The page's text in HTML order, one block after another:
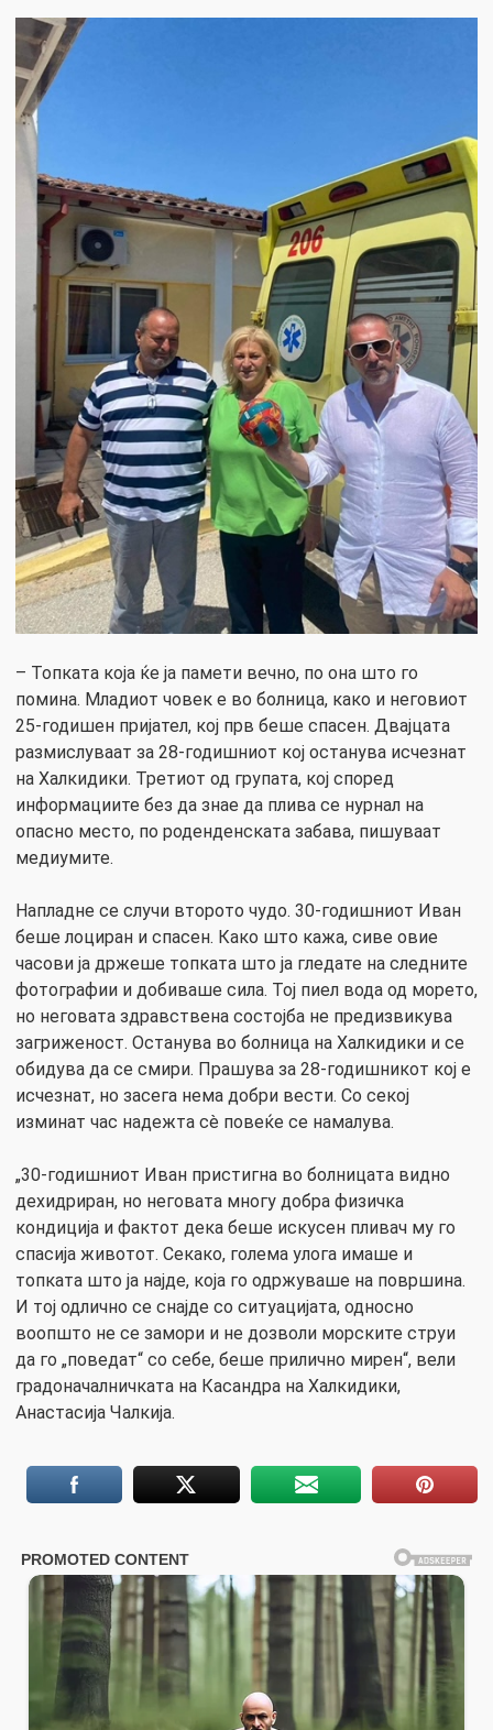
– Топката која ќе ја памети вечно, по она што го
помина. Младиот човек е во болница, како и неговиот
25-годишен пријател, кој прв беше спасен. Двајцата
размислуваат за 28-годишниот кој останува исчезнат
на Халкидики. Третиот од групата, кој според
информациите без да знае да плива се нурнал на
опасно место, по роденденската забава, пишуваат
медиумите.
Напладне се случи второто чудо. 30-годишниот Иван
беше лоциран и спасен. Како што кажа, сиве овие
часови ја држеше топката што ја гледате на следните
фотографии и добиваше сила. Тој пиел вода од морето,
но неговата здравствена состојба не предизвикува
загриженост. Останува во болница на Халкидики и се
обидува да се смири. Прашува за 28-годишникот кој е
исчезнат, но засега нема добри вести. Со секој
изминат час надежта сè повеќе се намалува.
„30-годишниот Иван пристигна во болницата видно
дехидриран, но неговата многу добра физичка
кондиција и фактот дека беше искусен пливач му го
спасија животот. Секако, голема улога имаше и
топката што ја најде, која го одржуваше на површина.
И тој одлично се снајде со ситуацијата, односно
воопшто не се замори и не дозволи морските струи
да го „поведат“ со себе, беше прилично мирен“, вели
градоначалничката на Касандра на Халкидики,
Анастасија Чалкија.